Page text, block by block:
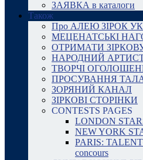
ЗАЯВКА в каталоги
Також
Про АЛЕЮ ЗІРОК
МЕЦЕНАТСЬКІ
ОТРИМАТИ
НАРОДНИЙ АРТИСТ
ТВОРЧІ
ПРОСУВАННЯ
ЗОРЯНИЙ КАНАЛ
ЗІРКОВІ СТОРІНКИ
CONTESTS PAGES
LONDON
NEW YORK
PARIS:
concours